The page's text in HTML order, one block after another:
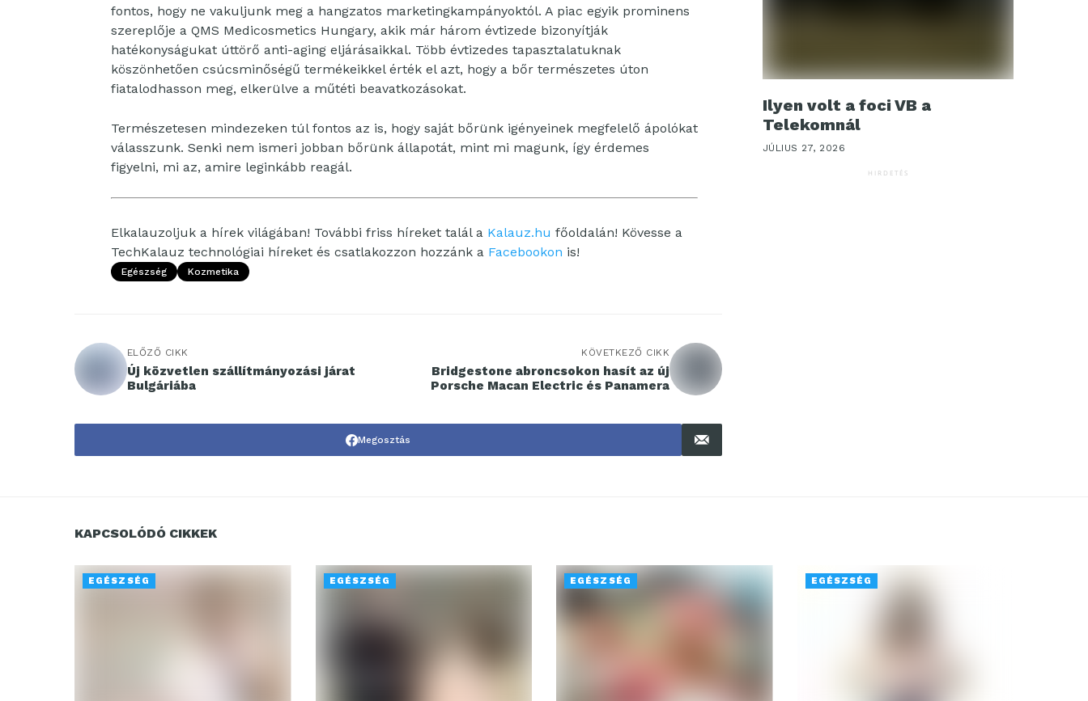
fontos, hogy ne vakuljunk meg a hangzatos marketingkampányoktól. A piac egyik prominens
szereplője a QMS Medicosmetics Hungary, akik már három évtizede bizonyítják
hatékonyságukat úttörő anti-aging eljárásaikkal. Több évtizedes tapasztalatuknak
köszönhetően csúcsminőségű termékeikkel érték el azt, hogy a bőr természetes úton
fiatalodhasson meg, elkerülve a műtéti beavatkozásokat.
Természetesen mindezeken túl fontos az is, hogy saját bőrünk igényeinek megfelelő ápolókat
válasszunk. Senki nem ismeri jobban bőrünk állapotát, mint mi magunk, így érdemes
figyelni, mi az, amire leginkább reagál.
Elkalauzoljuk a hírek világában! További friss híreket talál a Kalauz.hu főoldalán! Kövesse a
TechKalauz technológiai híreket és csatlakozzon hozzánk a Facebookon is!
Egészség Kozmetika
ELŐZŐ CIKK
Új közvetlen szállítmányozási járat
Bulgáriába
KÖVETKEZŐ CIKK
Bridgestone abroncsokon hasít az új
Porsche Macan Electric és Panamera
Megosztás
Ilyen volt a foci VB a
Telekomnál
JÚLIUS 27, 2026
HIRDETÉS
KAPCSOLÓDÓ CIKKEK
EGÉSZSÉG EGÉSZSÉG EGÉSZSÉG EGÉSZSÉG